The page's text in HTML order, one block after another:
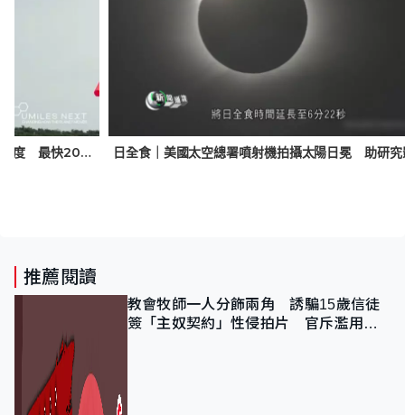
西班牙研首款空中的士 每組螺旋槳可調整角度 最快2030年面世
推薦閱讀
教會牧師一人分飾兩角 誘騙15歲信徒
簽「主奴契約」性侵拍片 官斥濫用教